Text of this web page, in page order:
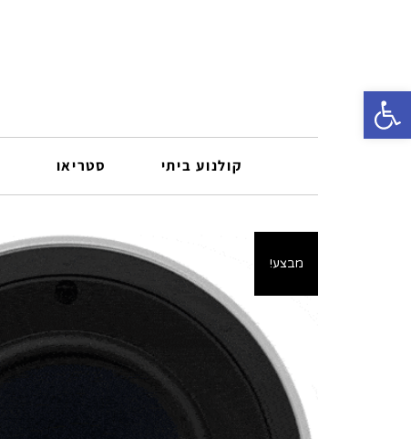
קולנוע ביתי סטריאו
מבצע!
פתח סרגל נגישות